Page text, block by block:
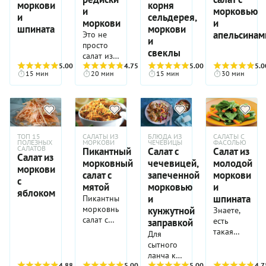
нашему
рецепту,
можно
подать на
завтрак
или
использовать
как
легкий
перекус в
середине
дня.
редиса,
огурцов
и
моркови
особенным
и
запоминающимся.
моркови
и
шпината
5.00
(4)
15 мин
и
моркови
Это не
просто
салат из
редиса –
это
мегахруст!
А какой у
этого
блюда
и яркий
цвет,
самое
время
готовить
его из
овощей.
4.75
(4)
20 мин
корня
сельдерея,
моркови
и
свеклы
5.00
(4)
15 мин
морковью
и
30 мин
ТОП 15
ПОЛЕЗНЫХ
САЛАТОВ
Салат из
моркови
с
яблоком
САЛАТЫ ИЗ
МОРКОВИ
Пикантный
морковный
салат с
мятой
Пикантный
морковный
салат с
«Кладезь
БЛЮДА ИЗ
ЧЕЧЕВИЦЫ
Салат с
чечевицей,
запеченной
морковью
и
кунжутной
заправкой
Для
сытного
ланча к
САЛАТЫ С
ФАСОЛЬЮ
Салат из
молодой
моркови
и
шпината
Знаете,
есть
такая
«провожают